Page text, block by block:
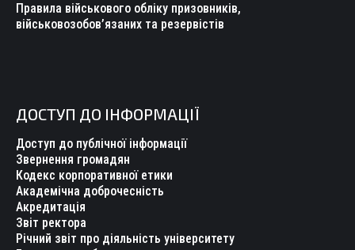
Правила військового обліку призовників,
військовозобов’язаних та резервістів
ДОСТУП ДО ІНФОРМАЦІЇ
Доступ до публічної інформації
Звернення громадян
Кодекс корпоративної етики
Академічна доброчесність
Акредитація
Звіт ректора
Річний звіт про діяльність університету